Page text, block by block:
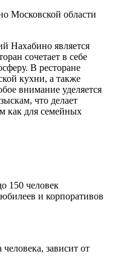
Московской области
Нахабино является
сочетает в себе
В ресторане
кухни, а также
внимание уделяется
что делает
как для семейных
150 человек
и корпоративов
зависит от